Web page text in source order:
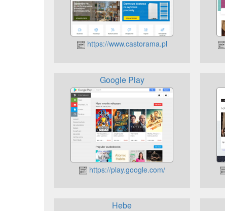
https://www.castorama.pl
Google Play
https://play.google.com/
Hebe